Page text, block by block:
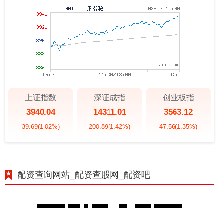
上证指数
3940.04
39.69(1.02%)
深证成指
14311.01
200.89(1.42%)
创业板指
3563.12
47.56(1.35%)
配资查询网站_配资查股网_配资吧